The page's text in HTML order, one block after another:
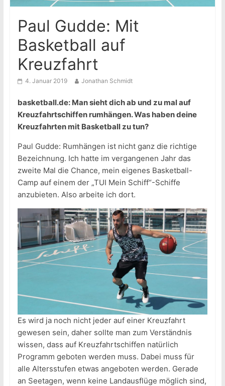
Paul Gudde: Mit
Basketball auf
Kreuzfahrt
4. Januar 2019 Jonathan Schmidt
basketball.de: Man sieht dich ab und zu mal auf
Kreuzfahrtschiffen rumhängen. Was haben deine
Kreuzfahrten mit Basketball zu tun?
Paul Gudde: Rumhängen ist nicht ganz die richtige
Bezeichnung. Ich hatte im vergangenen Jahr das
zweite Mal die Chance, mein eigenes Basketball-
Camp auf einem der „TUI Mein Schiff“-Schiffe
anzubieten. Also arbeite ich dort.
Es wird ja noch nicht jeder auf einer Kreuzfahrt
gewesen sein, daher sollte man zum Verständnis
wissen, dass auf Kreuzfahrtschiffen natürlich
Programm geboten werden muss. Dabei muss für
alle Altersstufen etwas angeboten werden. Gerade
an Seetagen, wenn keine Landausflüge möglich sind,